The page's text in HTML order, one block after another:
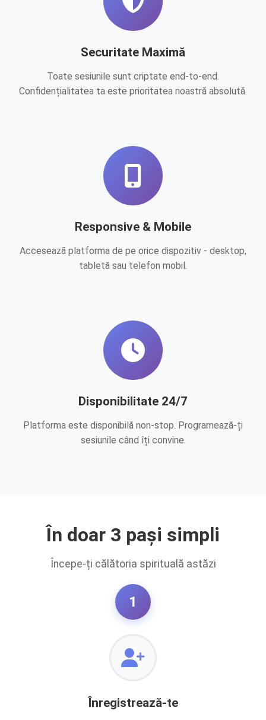
Securitate Maximă
Toate sesiunile sunt criptate end-to-end.
Confidențialitatea ta este prioritatea noastră absolută.
Responsive & Mobile
Accesează platforma de pe orice dispozitiv - desktop,
tabletă sau telefon mobil.
Disponibilitate 24/7
Platforma este disponibilă non-stop. Programează-ți
sesiunile când îți convine.
În doar 3 pași simpli
Începe-ți călătoria spirituală astăzi
1
Înregistrează-te